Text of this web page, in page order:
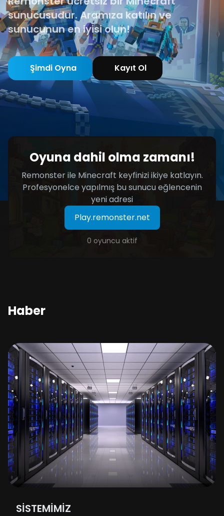
sunucusudur. Aramıza katılın ve
sunucunun en iyisi olun!
Şimdi Oyna Kayıt Ol
Oyuna dahil olma zamanı!
Remonster ile Minecraft keyfinizi ikiye katlayın.
Profesyonelce yapılmış bu sunucu eğlencenin
yeni adresi
Play.remonster.net
0 oyuncu aktif
Haber
SİSTEMİMİZ